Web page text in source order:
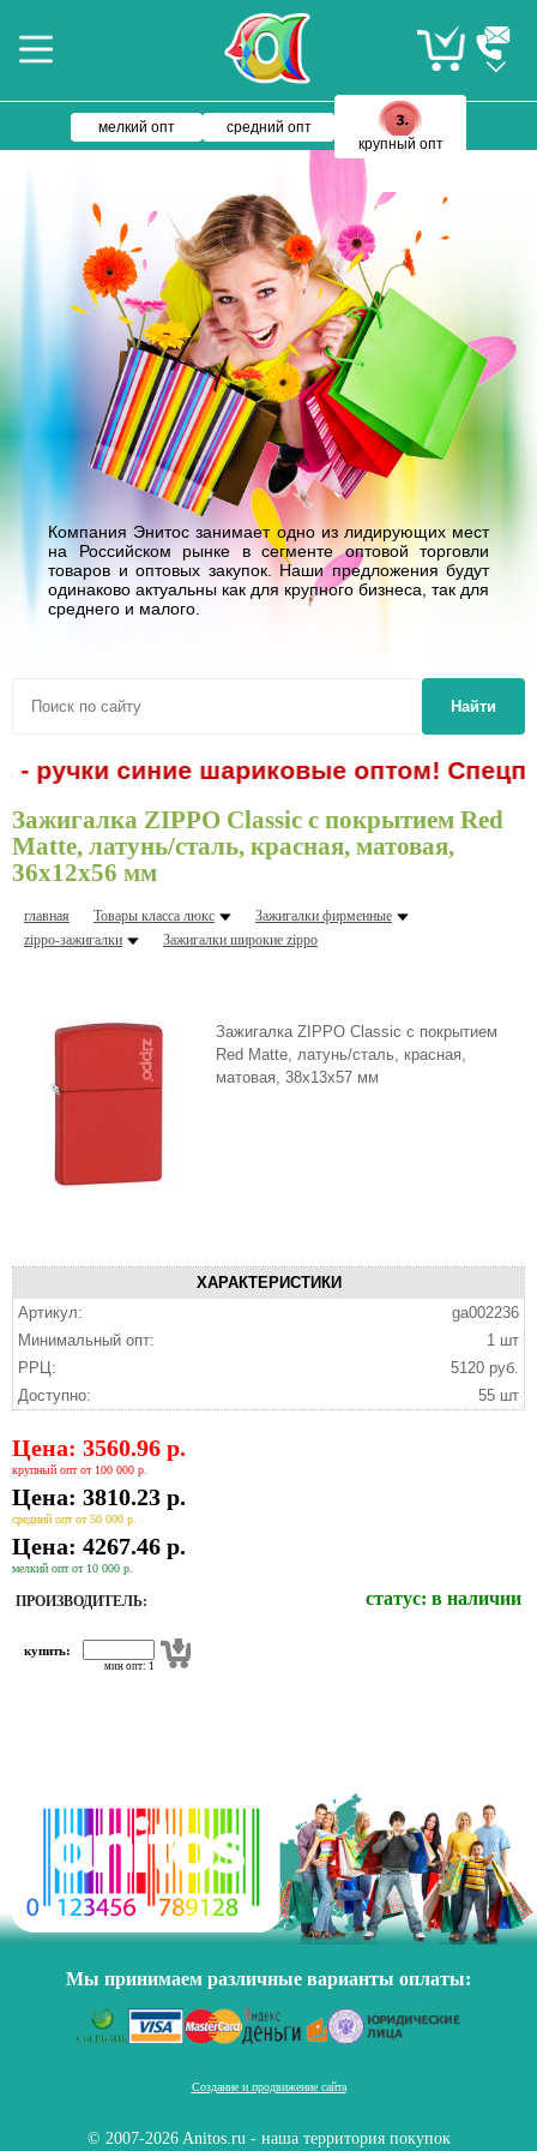
мелкий опт
средний опт
крупный опт
Компания Энитос занимает одно из лидирующих мест
на Российском рынке в сегменте оптовой торговли
товаров и оптовых закупок. Наши предложения будут
одинаково актуальны как для крупного бизнеса, так для
среднего и малого.
Найти
ручки синие шариковые оптом!
Зажигалка ZIPPO Classic с покрытием Red
Matte, латунь/сталь, красная, матовая,
36x12x56 мм
главная Товары класса люкс
Зажигалки фирменные
zippo-зажигалки
Зажигалки шиpокие zippo
Зажигалка ZIPPO Classic с покрытием
Red Matte, латунь/сталь, красная,
матовая, 38x13x57 мм
ХАРАКТЕРИСТИКИ
Артикул:
ga002236
Минимальный опт:
1 шт
РРЦ:
5120 руб.
Доступно:
55 шт
Цена: 3560.96 р.
крупный опт от 100 000 р.
Цена: 3810.23 р.
средний опт от 50 000 р.
Цена: 4267.46 р.
мелкий опт от 10 000 р.
ПРОИЗВОДИТЕЛЬ: статус: в наличии
купить:
мин опт: 1
Мы принимаем различные варианты оплаты:
Создание и продвижение сайта
© 2007-2026 Anitos.ru - наша территория покупок